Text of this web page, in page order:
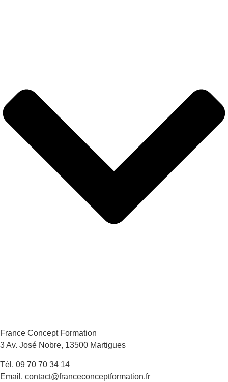
France Concept Formation
3 Av. José Nobre, 13500 Martigues
Tél. 09 70 70 34 14
Email. contact@franceconceptformation.fr